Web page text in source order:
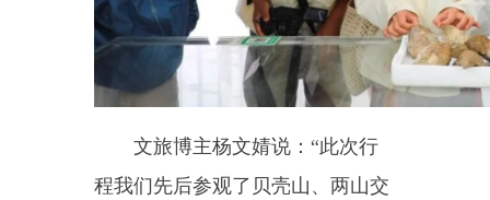
采风团成员表示，乌恰风光原